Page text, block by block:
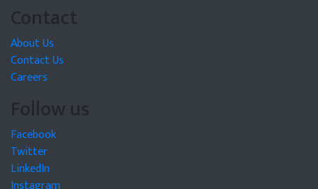
Contact
About Us
Contact Us
Careers
Follow us
Facebook
Twitter
LinkedIn